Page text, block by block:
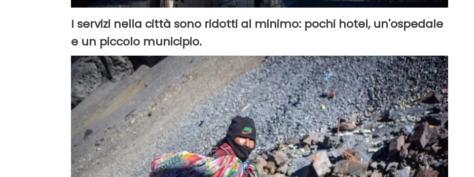
I servizi nella città sono ridotti al minimo: pochi hotel, un'ospedale
e un piccolo municipio.